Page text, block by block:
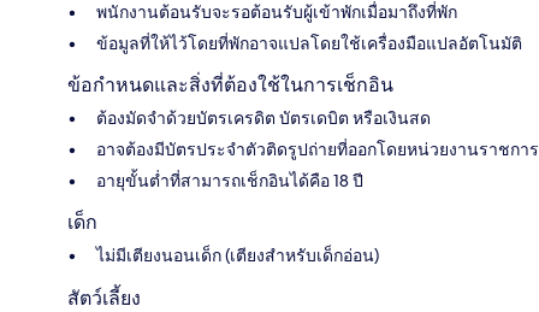
พนักงานต้อนรับจะรอต้อนรับผู้เข้าพักเมื่อมาถึงที่พัก
ข้อมูลที่ให้ไว้โดยที่พักอาจแปลโดยใช้เครื่องมือแปลอัตโนมัติ
ข้อกำหนดและสิ่งที่ต้องใช้ในการเช็กอิน
ต้องมัดจำด้วยบัตรเครดิต บัตรเดบิต หรือเงินสด
อาจต้องมีบัตรประจำตัวติดรูปถ่ายที่ออกโดยหน่วยงานราชการ
อายุขั้นต่ำที่สามารถเช็กอินได้คือ 18 ปี
เด็ก
ไม่มีเตียงนอนเด็ก (เตียงสำหรับเด็กอ่อน)
สัตว์เลี้ยง